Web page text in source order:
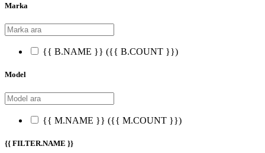
Marka
{{ B.NAME }} ({{ B.COUNT }})
Model
{{ M.NAME }} ({{ M.COUNT }})
{{ FILTER.NAME }}